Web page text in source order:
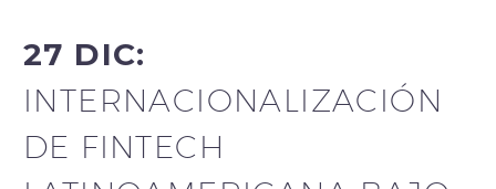
27 DIC:
INTERNACIONALIZACIÓN
DE FINTECH